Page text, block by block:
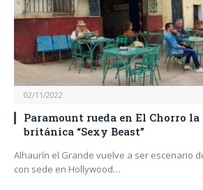
02/11/2022
Paramount rueda en El Chorro
británica “Sexy Beast”
Alhaurín el Grande vuelve a ser escenario
con sede en Hollywood…